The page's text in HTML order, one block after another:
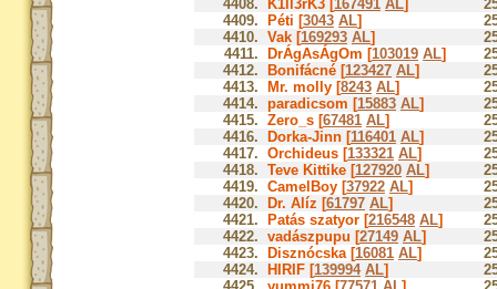
4408.
K1ll3rK3 [167491 AL]
4409.
Péti [3043 AL]
4410. Vak [169293 AL]
4411.
DrÁgAsÁgOm [103019 AL]
4412.
Bonifácné [123427 AL]
4413.
Mr. molly [8243 AL]
4414. paradicsom [15883 AL]
4415. Zero_s [67481 AL]
4416.
Dorka-Jinn [116401 AL]
4417. Orchideus [133321 AL]
4418. Teve Kittike [127920 AL]
4419. CamelBoy [37922 AL]
4420.
Dr. Alíz [61797 AL]
4421.
Patás szatyor [216548 AL]
4422. vadászpupu [27149 AL]
4423.
Disznócska [16081 AL]
4424.
HIRIF [139994 AL]